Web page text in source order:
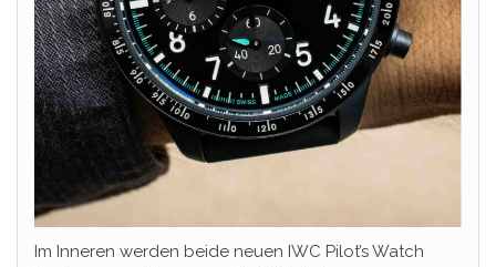
Im Inneren werden beide neuen IWC Pilot’s Watch